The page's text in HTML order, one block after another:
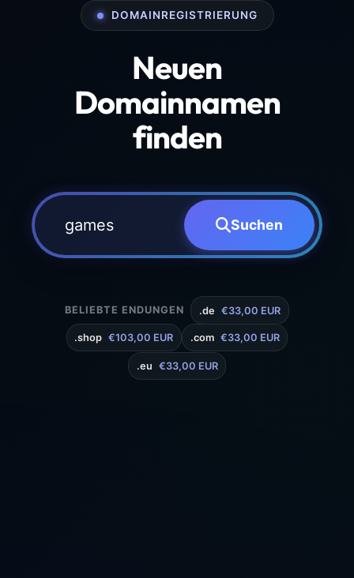
DOMAINREGISTRIERUNG
Neuen
Domainnamen
finden
Suchen
BELIEBTE ENDUNGEN .de €33,00 EUR
.shop €103,00 EUR .com €33,00 EUR
.eu €33,00 EUR